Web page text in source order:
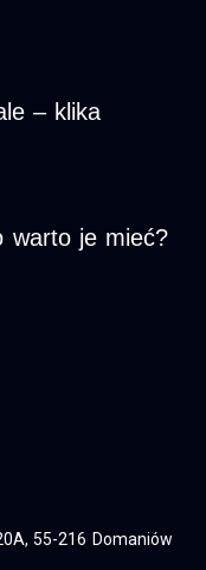
– klika
warto je mieć?
55-216 Domaniów